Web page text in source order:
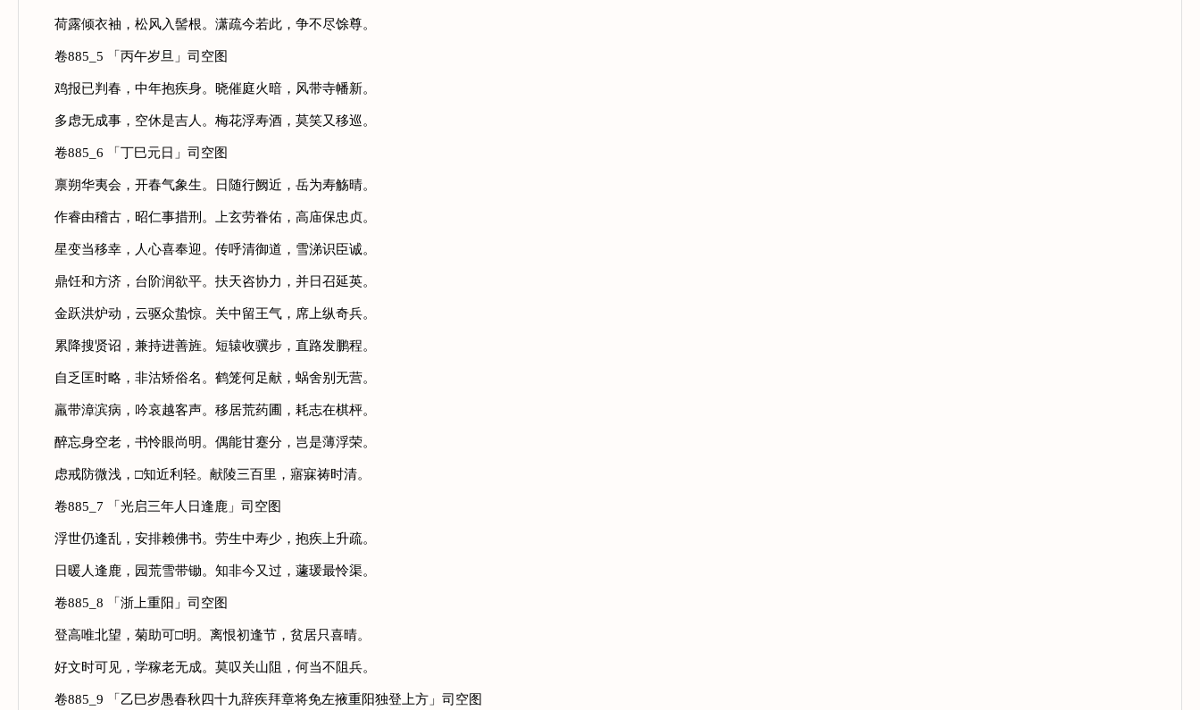
荷露倾衣袖，松风入髻根。潇疏今若此，争不尽馀尊。
卷885_5 「丙午岁旦」司空图
鸡报已判春，中年抱疾身。晓催庭火暗，风带寺幡新。
多虑无成事，空休是吉人。梅花浮寿酒，莫笑又移巡。
卷885_6 「丁巳元日」司空图
禀朔华夷会，开春气象生。日随行阙近，岳为寿觞晴。
作睿由稽古，昭仁事措刑。上玄劳眷佑，高庙保忠贞。
星变当移幸，人心喜奉迎。传呼清御道，雪涕识臣诚。
鼎饪和方济，台阶润欲平。扶天咨协力，并日召延英。
金跃洪炉动，云驱众蛰惊。关中留王气，席上纵奇兵。
累降搜贤诏，兼持进善旌。短辕收骥步，直路发鹏程。
自乏匡时略，非沽矫俗名。鹤笼何足献，蜗舍别无营。
羸带漳滨病，吟哀越客声。移居荒药圃，耗志在棋枰。
醉忘身空老，书怜眼尚明。偶能甘蹇分，岂是薄浮荣。
虑戒防微浅，□知近利轻。献陵三百里，寤寐祷时清。
卷885_7 「光启三年人日逢鹿」司空图
浮世仍逢乱，安排赖佛书。劳生中寿少，抱疾上升疏。
日暖人逢鹿，园荒雪带锄。知非今又过，蘧瑗最怜渠。
卷885_8 「浙上重阳」司空图
登高唯北望，菊助可□明。离恨初逢节，贫居只喜晴。
好文时可见，学稼老无成。莫叹关山阻，何当不阻兵。
卷885_9 「乙巳岁愚春秋四十九辞疾拜章将免左掖重阳独登上方」司空图